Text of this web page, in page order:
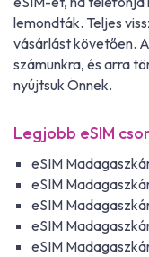
lemondták. Teljes
vásárlást követően.
számunkra, és arra
nyújtsuk Önnek.
Legjobb eSIM
eSIM
eSIM
eSIM
eSIM
eSIM